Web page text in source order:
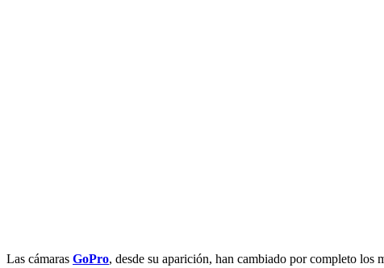
Las cámaras GoPro, desde su aparición, han cambiado por completo los